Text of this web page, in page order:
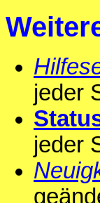
jeder
jeder